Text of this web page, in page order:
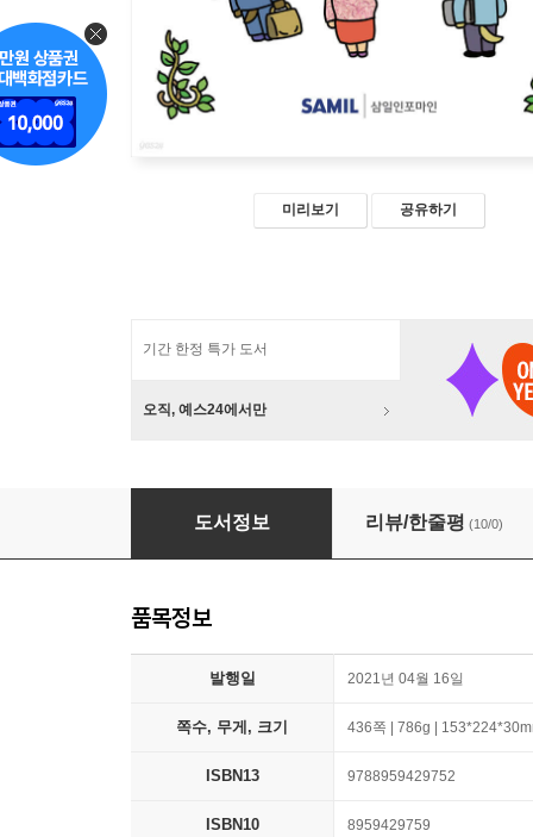
미리보기 공유하기
기간 한정 특가 도서
오직, 예스24에서만
정글 노동법 2021
도서정보 리뷰/한줄평 (10/0)
품목정보
발행일 2021년 04월 16일
쪽수, 무게, 크기 436쪽 | 786g |
ISBN13 9788959429752
ISBN10 8959429759